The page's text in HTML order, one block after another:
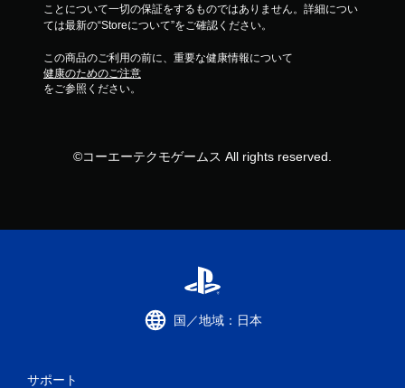
ことについて一切の保証をするものではありません。詳細につい
ては最新の“Storeについて”をご確認ください。
この商品のご利用の前に、重要な健康情報について
健康のためのご注意
をご参照ください。
©コーエーテクモゲームス All rights reserved.
国／地域：日本
サポート